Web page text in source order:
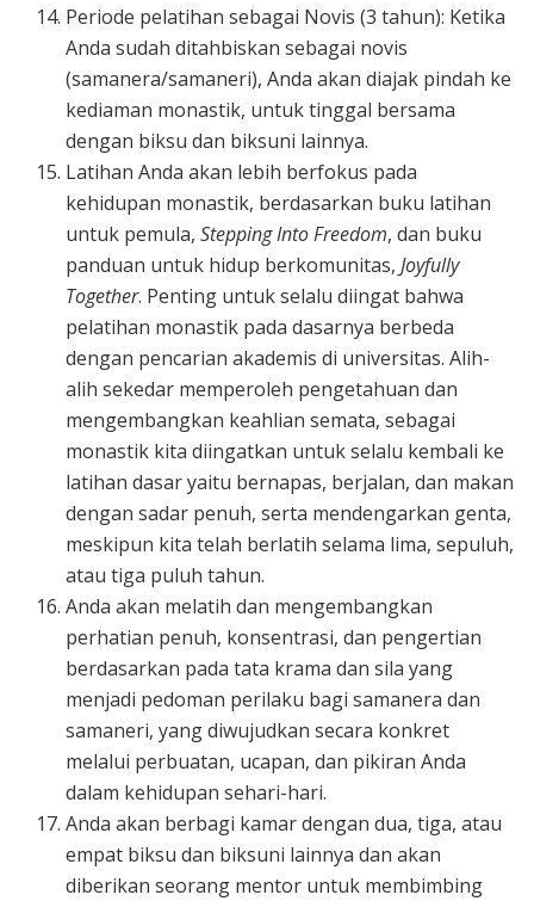
Periode pelatihan sebagai Novis (3 tahun): Ketika
Anda sudah ditahbiskan sebagai novis
(samanera/samaneri), Anda akan diajak pindah ke
kediaman monastik, untuk tinggal bersama
dengan biksu dan biksuni lainnya.
Latihan Anda akan lebih berfokus pada
kehidupan monastik, berdasarkan buku latihan
untuk pemula, Stepping Into Freedom, dan buku
panduan untuk hidup berkomunitas, Joyfully
Together. Penting untuk selalu diingat bahwa
pelatihan monastik pada dasarnya berbeda
dengan pencarian akademis di universitas. Alih-
alih sekedar memperoleh pengetahuan dan
mengembangkan keahlian semata, sebagai
monastik kita diingatkan untuk selalu kembali ke
latihan dasar yaitu bernapas, berjalan, dan makan
dengan sadar penuh, serta mendengarkan genta,
meskipun kita telah berlatih selama lima, sepuluh,
atau tiga puluh tahun.
Anda akan melatih dan mengembangkan
perhatian penuh, konsentrasi, dan pengertian
berdasarkan pada tata krama dan sila yang
menjadi pedoman perilaku bagi samanera dan
samaneri, yang diwujudkan secara konkret
melalui perbuatan, ucapan, dan pikiran Anda
dalam kehidupan sehari-hari.
Anda akan berbagi kamar dengan dua, tiga, atau
empat biksu dan biksuni lainnya dan akan
diberikan seorang mentor untuk membimbing